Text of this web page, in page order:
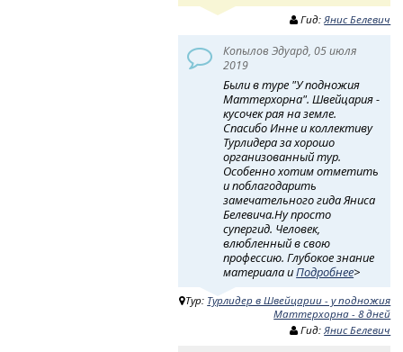
Гид:Янис Белевич
Копылов Эдуард, 05 июля
2019
Были в туре "У подножия
Маттерхорна". Швейцария -
кусочек рая на земле.
Спасибо Инне и коллективу
Турлидера за хорошо
организованный тур.
Особенно хотим отметить
и поблагодарить
замечательного гида Яниса
Белевича.Ну просто
супергид. Человек,
влюбленный в свою
профессию. Глубокое знание
материала иПодробнее>
Тур: Турлидер в Швейцарии - у подножия
Маттерхорна - 8 дней
Гид:Янис Белевич